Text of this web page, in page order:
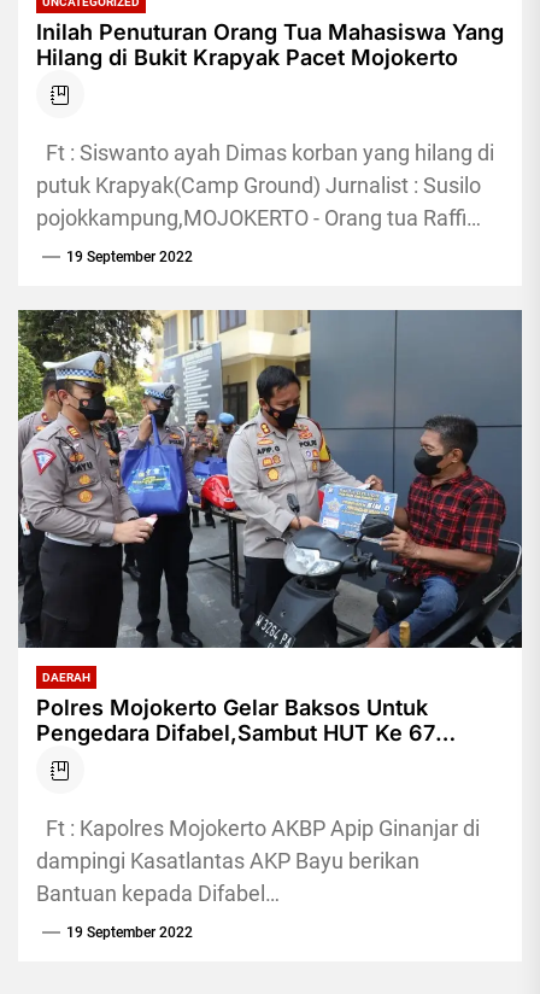
Inilah Penuturan Orang Tua Mahasiswa Yang
Hilang di Bukit Krapyak Pacet Mojokerto
Ft : Siswanto ayah Dimas korban yang hilang di
putuk Krapyak(Camp Ground) Jurnalist : Susilo
pojokkampung,MOJOKERTO - Orang tua Raffi
Dimas Baddar mengaku syok...
19 September 2022
DAERAH
Polres Mojokerto Gelar Baksos Untuk
Pengedara Difabel,Sambut HUT Ke 67
Bhayangkara Lalu lintas
Ft : Kapolres Mojokerto AKBP Apip Ginanjar di
dampingi Kasatlantas AKP Bayu berikan
Bantuan kepada Difabel
pojokkampung,MOJOKERTO - Dalam rangka
19 September 2022